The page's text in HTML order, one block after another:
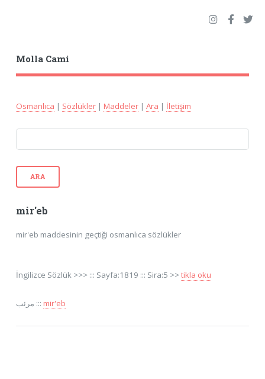
Molla Cami
Osmanlıca | Sözlükler| Maddeler| Ara | İletişim
ARA
mir'eb
mir'eb maddesinin geçtiği osmanlıca sözlükler
İngilizce Sözlük >>> ::: Sayfa:1819 ::: Sira:5 >>tikla oku
مرئب ::: mir'eb